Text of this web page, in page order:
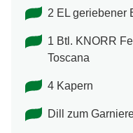
2 EL geriebener
1 Btl. KNORR
Toscana
4 Kapern
Dill zum